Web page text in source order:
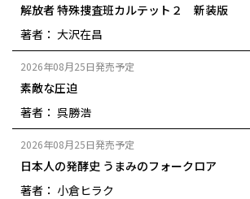
解放者 特殊捜査班カルテット２ 新装版
著者： 大沢在昌
2026年08月25日発売予定
素敵な圧迫
著者： 呉勝浩
2026年08月25日発売予定
日本人の発酵史 うまみのフォークロア
著者： 小倉ヒラク